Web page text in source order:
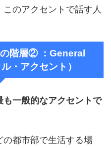
のアクセントで話す人
階層② ：General
・アクセント）
一般的なアクセントで
の都市部で生活する場